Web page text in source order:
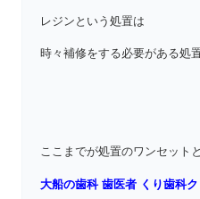
レジンという処置は
時々補修をする必要がある処
ここまでが処置のワンセット
大船の歯科 歯医者 くり歯科